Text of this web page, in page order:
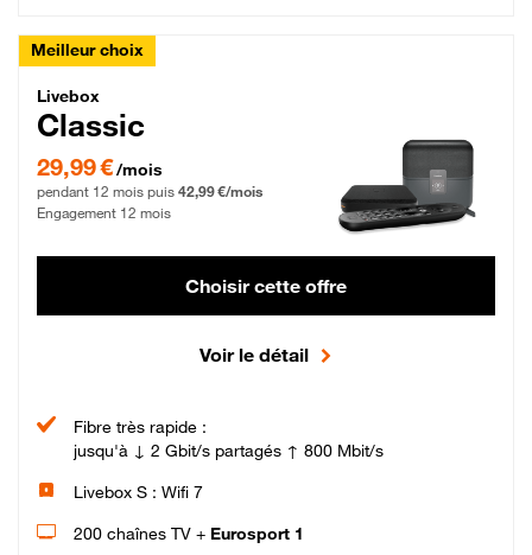
Meilleur choix
Livebox Classic Fibre
Livebox
Classic
29,99 € par mois pendant 12 mois puis 42,99 € par mois, Engagement 12 mois
29,99 €/mois
pendant 12 mois puis 42,99 €/mois
Engagement 12 mois
Choisir cette offre
Voir le détail
Fibre très rapide :
jusqu'à ↓ 2 Gbit/s partagés ↑ 800 Mbit/s
Livebox S : Wifi 7
200 chaînes TV + Eurosport 1